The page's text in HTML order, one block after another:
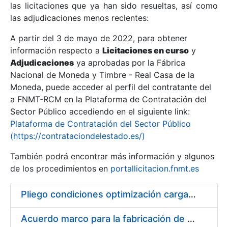
Mostrar/Ocultar
Mostrar/Ocultar
las licitaciones que ya han sido resueltas, así como
las adjudicaciones menos recientes:
A partir del 3 de mayo de 2022, para obtener
información respecto a Licitaciones en curso y
Adjudicaciones ya aprobadas por la Fábrica
Nacional de Moneda y Timbre - Real Casa de la
Moneda, puede acceder al perfil del contratante del
a FNMT-RCM en la Plataforma de Contratación del
Sector Público accediendo en el siguiente link:
Plataforma de Contratación del Sector Público
(https://contrataciondelestado.es/)
También podrá encontrar más información y algunos
de los procedimientos en portallicitacion.fnmt.es
Pliego condiciones optimización cargas compras firmado
Acuerdo marco para la fabricación de piezas